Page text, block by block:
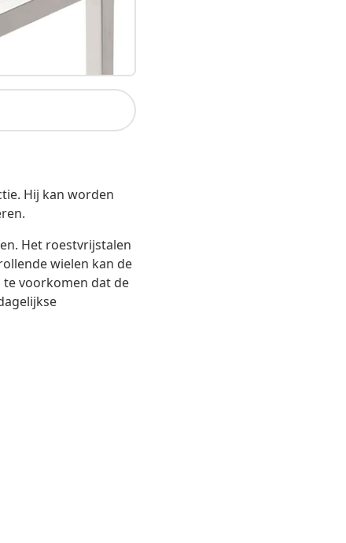
Hij kan worden
Het roestvrijstalen
wielen kan de
voorkomen dat de